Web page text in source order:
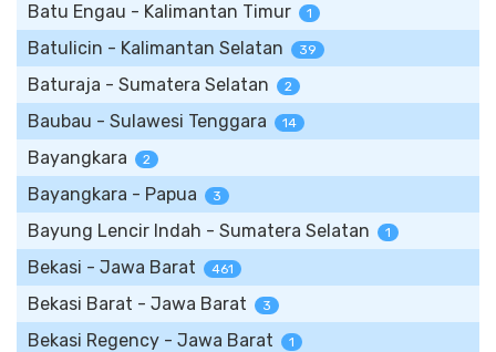
Batu Engau - Kalimantan Timur 1
Batulicin - Kalimantan Selatan 39
Baturaja - Sumatera Selatan 2
Baubau - Sulawesi Tenggara 14
Bayangkara 2
Bayangkara - Papua 3
Bayung Lencir Indah - Sumatera Selatan 1
Bekasi - Jawa Barat 461
Bekasi Barat - Jawa Barat 3
Bekasi Regency - Jawa Barat 1